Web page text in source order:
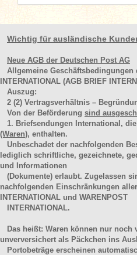
Wichtig für ausländische
Neue AGB der Deutschen Post AG
Allgemeine Geschäftsbedingungen
INTERNATIONAL (AGB BRIEF
Auszug:
2 (2) Vertragsverhältnis –
Von der Beförderung sind
1. Briefsendungen International, die
(Waren), enthalten.
Unbeschadet der nachfolgenden
lediglich schriftliche, gezeichnete,
und Informationen
(Dokumente) erlaubt. Zugelassen
nachfolgenden Einschränkungen
INTERNATIONAL und WARENPOST
INTERNATIONAL.
Das heißt: Waren können nur noch
unverversichert als Päckchen ins
Portobeträge erscheinen